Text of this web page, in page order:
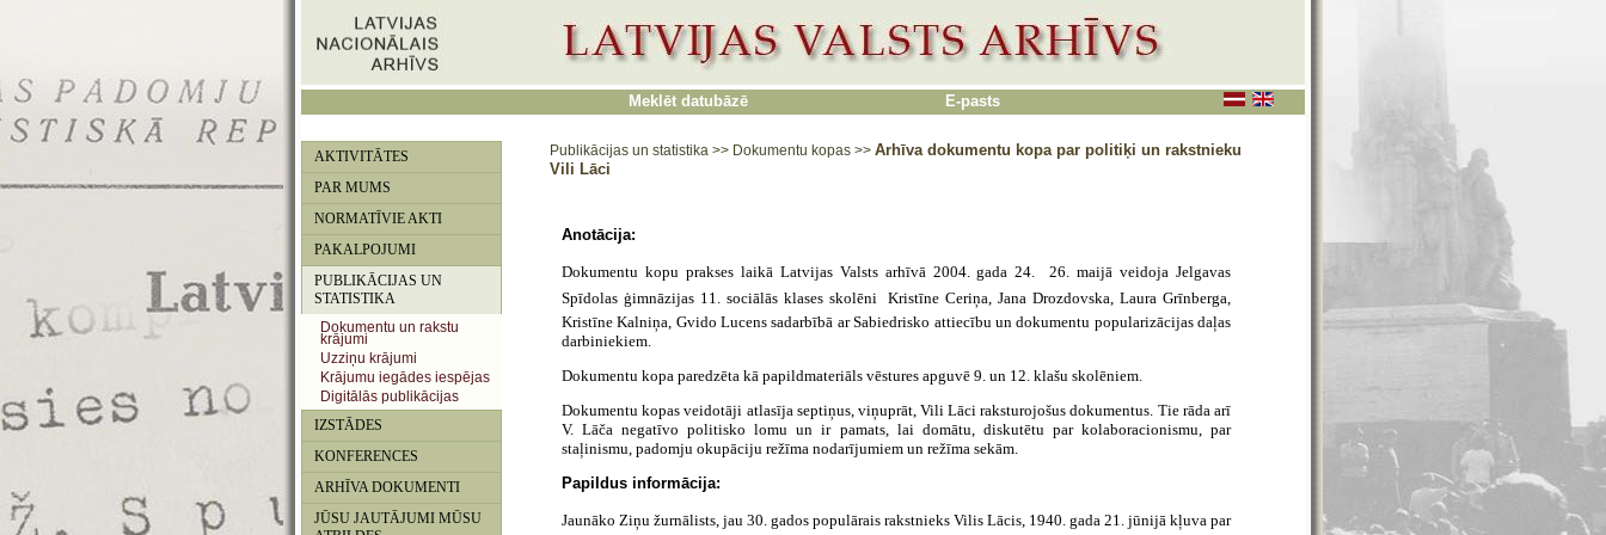
Meklēt datubāzē E-pasts
AKTIVITĀTES
PAR MUMS
NORMATĪVIE AKTI
PAKALPOJUMI
PUBLIKĀCIJAS UN
STATISTIKA
Dokumentu un rakstu
krājumi
Uzziņu krājumi
Krājumu iegādes iespējas
Digitālās publikācijas
IZSTĀDES
KONFERENCES
ARHĪVA DOKUMENTI
JŪSU JAUTĀJUMI MŪSU
Publikācijas un statistika >> Dokumentu kopas >> Arhīva dokumentu kopa par politiķi un rakstnieku
Vili Lāci
Anotācija:
Dokumentu kopu prakses laikā Latvijas Valsts arhīvā 2004. gada 24.  26. maijā veidoja Jelgavas
Spīdolas ģimnāzijas 11. sociālās klases skolēni  Kristīne Ceriņa, Jana Drozdovska, Laura Grīnberga,
Kristīne Kalniņa, Gvido Lucens sadarbībā ar Sabiedrisko attiecību un dokumentu popularizācijas daļas
darbiniekiem.
Dokumentu kopa paredzēta kā papildmateriāls vēstures apguvē 9. un 12. klašu skolēniem.
Dokumentu kopas veidotāji atlasīja septiņus, viņuprāt, Vili Lāci raksturojošus dokumentus. Tie rāda arī
V. Lāča negatīvo politisko lomu un ir pamats, lai domātu, diskutētu par kolaboracionismu, par
staļinismu, padomju okupāciju režīma nodarījumiem un režīma sekām.
Papildus informācija:
Jaunāko Ziņu žurnālists, jau 30. gados populārais rakstnieks Vilis Lācis, 1940. gada 21. jūnijā kļuva par